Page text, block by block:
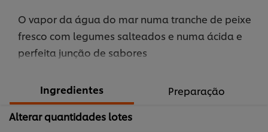
O vapor da água do mar numa tranche de peixe
fresco com legumes salteados e numa ácida e
perfeita junção de sabores
Ingredientes
Preparação
Alterar quantidades lotes